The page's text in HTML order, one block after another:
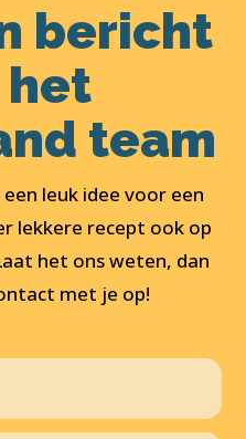
bericht
het
team
leuk idee voor een
lekkere recept ook op
het ons weten, dan
met je op!